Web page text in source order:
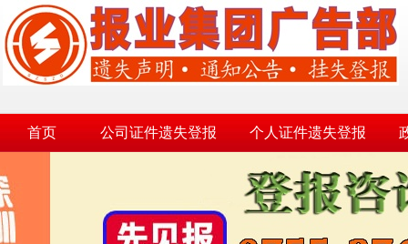
首页 公司证件遗失登报 个人证件遗失登报